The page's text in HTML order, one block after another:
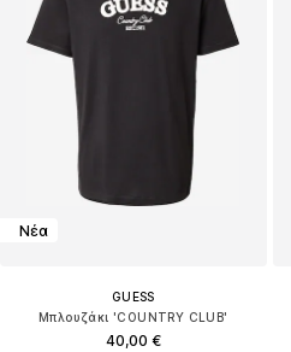
Νέα
GUESS
Μπλουζάκι 'COUNTRY CLUB'
40,00 €